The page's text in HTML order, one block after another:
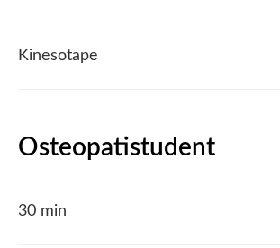
Kinesotape
Osteopatistudent
30 min